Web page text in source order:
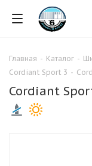
Главная - Каталог -
Cordiant Sport 3 -
Cordiant